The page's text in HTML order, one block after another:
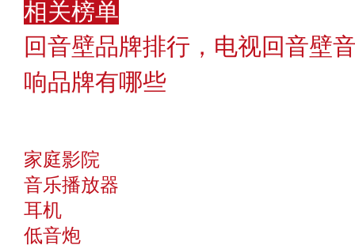
相关榜单
回音壁品牌排行，电视回音壁
响品牌有哪些
家庭影院
音乐播放器
耳机
低音炮